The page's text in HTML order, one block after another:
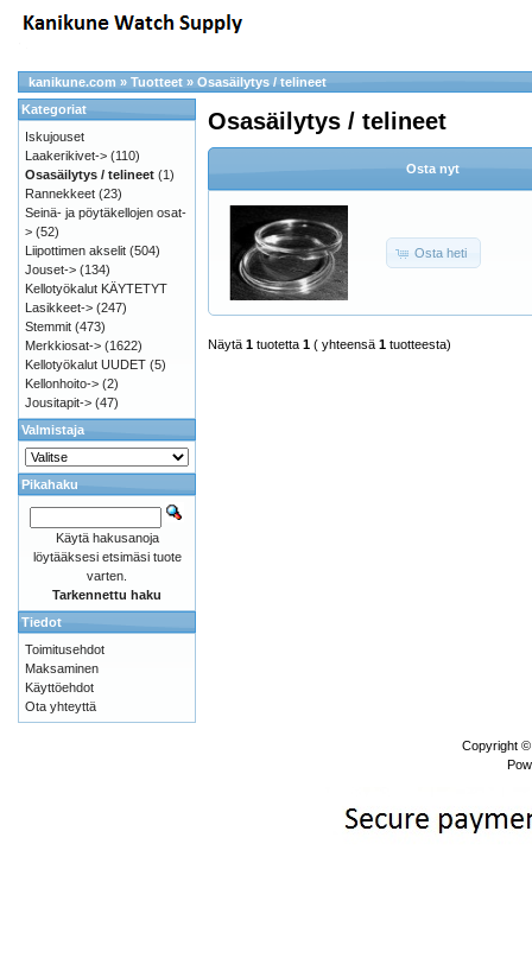
kanikune.com » Tuotteet » Osasäilytys / telineet
Osasäilytys / telineet
Osta nyt
Osta heti
Näytä 1 tuotetta 1 ( yhteensä 1 tuotteesta)
Kategoriat
Iskujouset
Laakerikivet-> (110)
Osasäilytys / telineet (1)
Rannekkeet (23)
Seinä- ja pöytäkellojen osat-
> (52)
Liipottimen akselit (504)
Jouset-> (134)
Kellotyökalut KÄYTETYT
Lasikkeet-> (247)
Stemmit (473)
Merkkiosat-> (1622)
Kellotyökalut UUDET (5)
Kellonhoito-> (2)
Jousitapit-> (47)
Valmistaja
Pikahaku
Käytä hakusanoja
löytääksesi etsimäsi tuote
varten.
Tarkennettu haku
Tiedot
Toimitusehdot
Maksaminen
Käyttöehdot
Ota yhteyttä
Copyright